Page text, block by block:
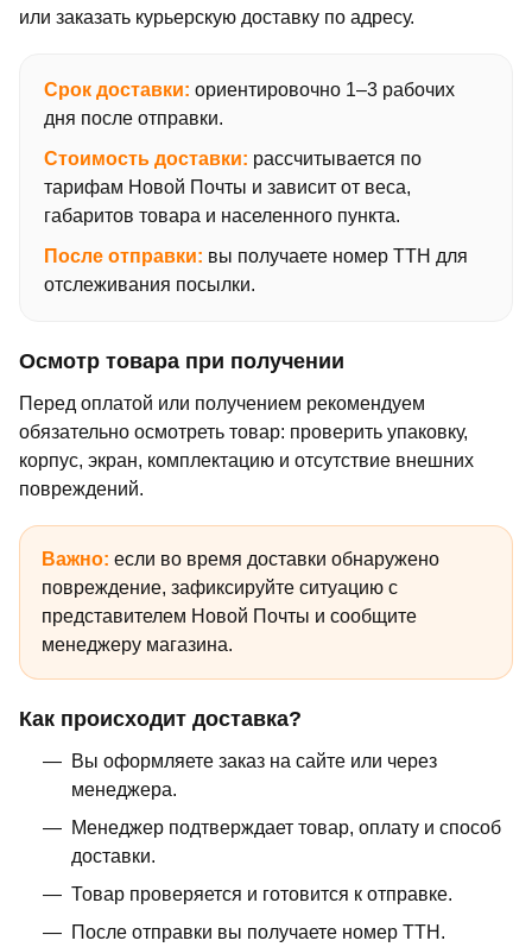
или заказать курьерскую доставку по адресу.
Срок доставки: ориентировочно 1–3 рабочих
дня после отправки.
Стоимость доставки: рассчитывается по
тарифам Новой Почты и зависит от веса,
габаритов товара и населенного пункта.
После отправки: вы получаете номер ТТН для
отслеживания посылки.
Осмотр товара при получении
Перед оплатой или получением рекомендуем
обязательно осмотреть товар: проверить упаковку,
корпус, экран, комплектацию и отсутствие внешних
повреждений.
Важно: если во время доставки обнаружено
повреждение, зафиксируйте ситуацию с
представителем Новой Почты и сообщите
менеджеру магазина.
Как происходит доставка?
Вы оформляете заказ на сайте или через
менеджера.
Менеджер подтверждает товар, оплату и способ
доставки.
Товар проверяется и готовится к отправке.
После отправки вы получаете номер ТТН.